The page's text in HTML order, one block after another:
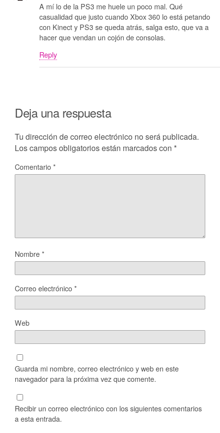
A mí lo de la PS3 me huele un poco mal. Qué
casualidad que justo cuando Xbox 360 lo está petando
con Kinect y PS3 se queda atrás, salga esto, que va a
hacer que vendan un cojón de consolas.
Reply
Deja una respuesta
Tu dirección de correo electrónico no será publicada.
Los campos obligatorios están marcados con *
Comentario*
Nombre*
Correo electrónico*
Web
Guarda mi nombre, correo electrónico y web en este
navegador para la próxima vez que comente.
Recibir un correo electrónico con los siguientes comentarios
a esta entrada.